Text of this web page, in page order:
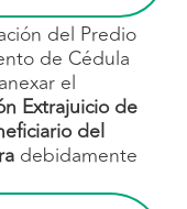
del Predio
de Cédula
el
Extrajuicio de
del
debidamente